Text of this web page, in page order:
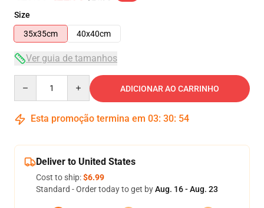
Size
35x35cm
40x40cm
Ver guia de tamanhos
ADICIONAR AO CARRINHO
Esta promoção termina em 03: 30: 54
Deliver to United States
Cost to ship:$6.99
Standard - Order today to get byAug. 16 - Aug. 23